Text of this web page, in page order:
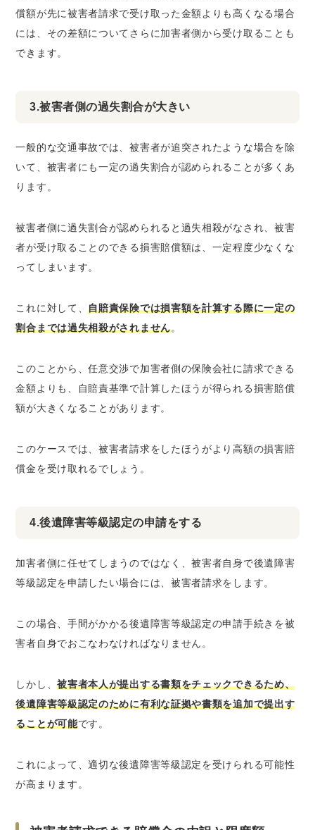
償額が先に被害者請求で受け取った金額よりも高くなる場合
には、その差額についてさらに加害者側から受け取ることも
できます。
3.被害者側の過失割合が大きい
一般的な交通事故では、被害者が追突されたような場合を除
いて、被害者にも一定の過失割合が認められることが多くあ
ります。
被害者側に過失割合が認められると過失相殺がなされ、被害
者が受け取ることのできる損害賠償額は、一定程度少なくな
ってしまいます。
これに対して、自賠責保険では損害額を計算する際に一定の
割合までは過失相殺がされません。
このことから、任意交渉で加害者側の保険会社に請求できる
金額よりも、自賠責基準で計算したほうが得られる損害賠償
額が大きくなることがあります。
このケースでは、被害者請求をしたほうがより高額の損害賠
償金を受け取れるでしょう。
4.後遺障害等級認定の申請をする
加害者側に任せてしまうのではなく、被害者自身で後遺障害
等級認定を申請したい場合には、被害者請求をします。
この場合、手間がかかる後遺障害等級認定の申請手続きを被
害者自身でおこなわなければなりません。
しかし、被害者本人が提出する書類をチェックできるため、
後遺障害等級認定のために有利な証拠や書類を追加で提出す
ることが可能です。
これによって、適切な後遺障害等級認定を受けられる可能性
が高まります。